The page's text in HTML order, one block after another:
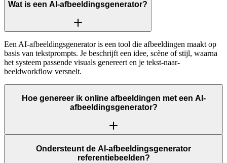
Wat is een AI-afbeeldingsgenerator?
Een AI-afbeeldingsgenerator is een tool die afbeeldingen maakt op
basis van tekstprompts. Je beschrijft een idee, scène of stijl, waarna
het systeem passende visuals genereert en je tekst-naar-
beeldworkflow versnelt.
Hoe genereer ik online afbeeldingen met een AI-
afbeeldingsgenerator?
Ondersteunt de AI-afbeeldingsgenerator
referentiebeelden?